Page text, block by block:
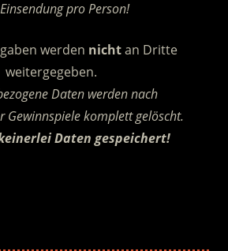
pro Person!
werden nichtan Dritte
weitergegeben.
Daten werden nach
Gewinnspiele komplett gelöscht.
Daten gespeichert!